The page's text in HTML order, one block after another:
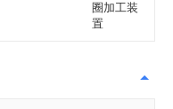
圈加工装
置